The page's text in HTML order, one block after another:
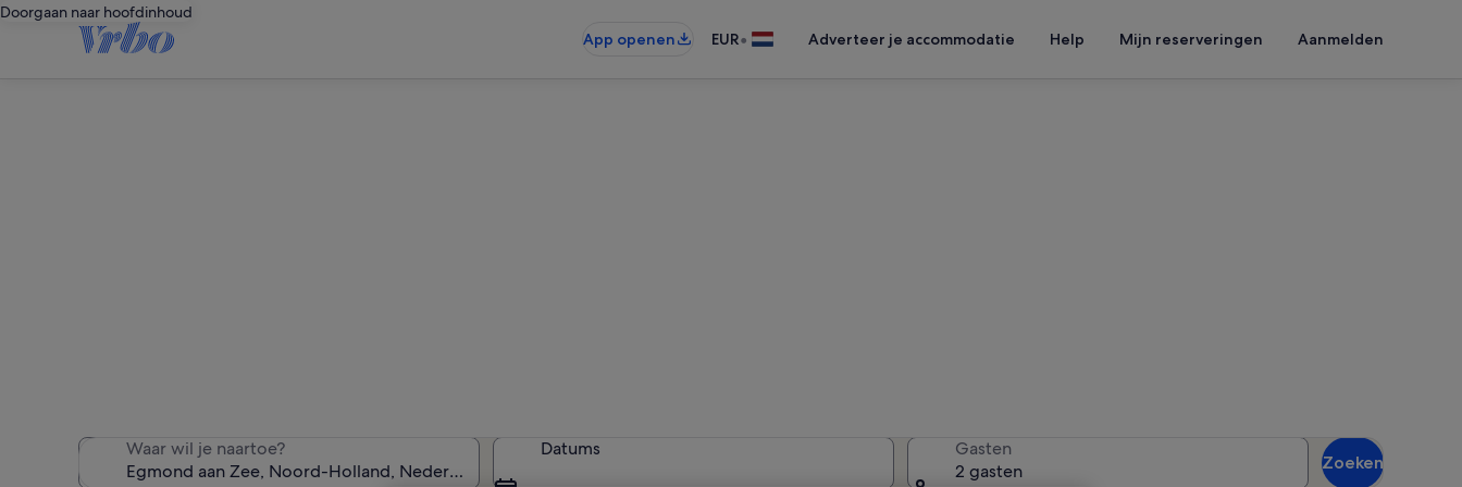
Doorgaan naar hoofdinhoud
App openen
EUR• Adverteer je accommodatie Help Mijn reserveringen Aanmelden
Waar wil je naartoe? Datums
Gasten
2 gasten
Zoeken